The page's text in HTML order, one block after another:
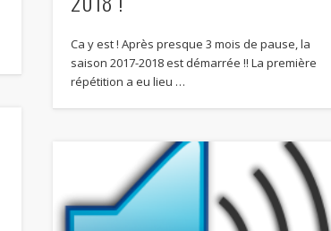
Ca y est ! Après presque 3 mois de pause, la
saison 2017-2018 est démarrée !! La première
répétition a eu lieu …